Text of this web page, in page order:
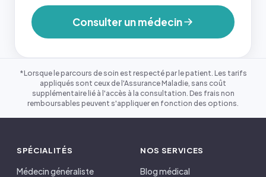
Consulter un médecin
*Lorsque le parcours de soin est respecté par le patient. Les tarifs
appliqués sont ceux de l'Assurance Maladie, sans coût
supplémentaire lié à l'accès à la consultation. Des frais non
remboursables peuvent s'appliquer en fonction des options.
SPÉCIALITÉS
Médecin généraliste
NOS SERVICES
Blog médical